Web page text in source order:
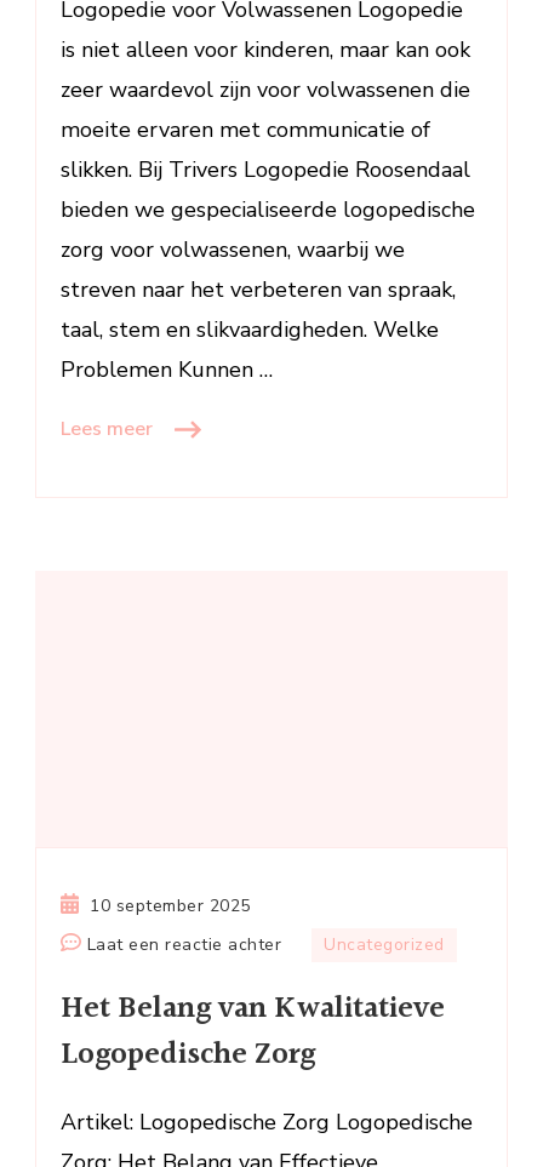
Logopedie voor Volwassenen Logopedie
is niet alleen voor kinderen, maar kan ook
zeer waardevol zijn voor volwassenen die
moeite ervaren met communicatie of
slikken. Bij Trivers Logopedie Roosendaal
bieden we gespecialiseerde logopedische
zorg voor volwassenen, waarbij we
streven naar het verbeteren van spraak,
taal, stem en slikvaardigheden. Welke
Problemen Kunnen …
Lees meer
10 september 2025
Laat een reactie achterop
Belang
Kwalitatieve
Zorg
Uncategorized
Het Belang van Kwalitatieve
Logopedische Zorg
Artikel: Logopedische Zorg Logopedische